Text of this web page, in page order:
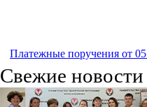
Платежные поручения от
Свежие